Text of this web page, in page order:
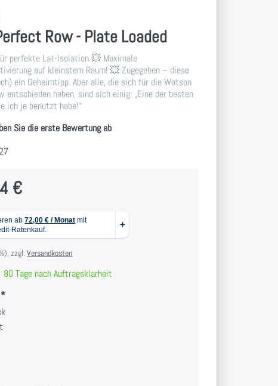
Row - Plate Loaded
perfekte Lat-Isolation 💥 Maximale
auf kleinstem Raum! 💥 Zugegeben – diese
ein Geheimtipp. Aber alle, die sich für die Watson
entschieden haben, sind sich einig: „Eine der besten
ich je benutzt habe!“
Sie die erste Bewertung ab
€
zzgl.Versandkosten
80 Tage nach Auftragsklarheit